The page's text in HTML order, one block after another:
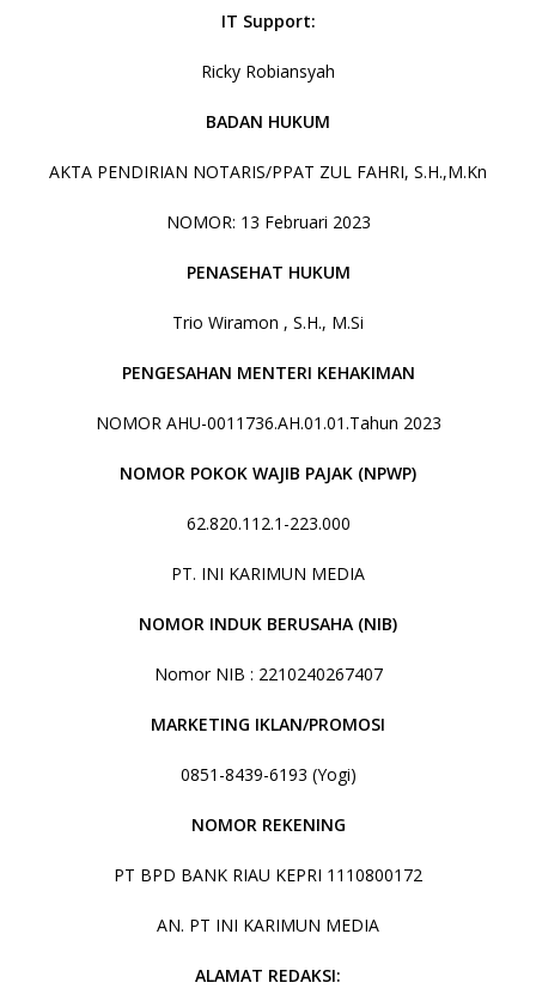
IT Support:
Ricky Robiansyah
BADAN HUKUM
AKTA PENDIRIAN NOTARIS/PPAT ZUL FAHRI, S.H.,M.Kn
NOMOR: 13 Februari 2023
PENASEHAT HUKUM
Trio Wiramon , S.H., M.Si
PENGESAHAN MENTERI KEHAKIMAN
NOMOR AHU-0011736.AH.01.01.Tahun 2023
NOMOR POKOK WAJIB PAJAK (NPWP)
62.820.112.1-223.000
PT. INI KARIMUN MEDIA
NOMOR INDUK BERUSAHA (NIB)
Nomor NIB : 2210240267407
MARKETING IKLAN/PROMOSI
0851-8439-6193 (Yogi)
NOMOR REKENING
PT BPD BANK RIAU KEPRI 1110800172
AN. PT INI KARIMUN MEDIA
ALAMAT REDAKSI: